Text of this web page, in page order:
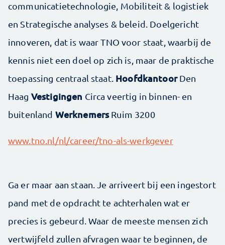
communicatietechnologie, Mobiliteit & logistiek
en Strategische analyses & beleid. Doelgericht
innoveren, dat is waar TNO voor staat, waarbij de
kennis niet een doel op zich is, maar de praktische
toepassing centraal staat. HoofdkantoorDen
Haag Vestigingen Circa veertig in binnen- en
buitenland WerknemersRuim 3200
www.tno.nl/nl/career/tno-als-werkgever
Ga er maar aan staan. Je arriveert bij een ingestort
pand met de opdracht te achterhalen wat er
precies is gebeurd. Waar de meeste mensen zich
vertwijfeld zullen afvragen waar te beginnen, de